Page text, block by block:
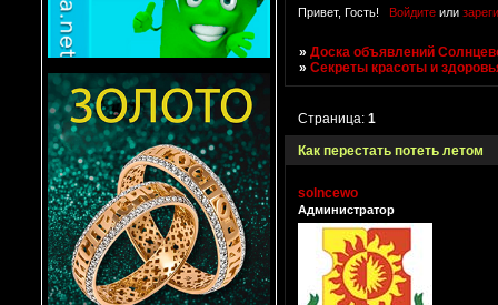
Привет, Гость! Войдитеили
»Доска объявлений
»Секреты красоты и
Как перестать потеть летом
Страница:1
solncewo
Администратор